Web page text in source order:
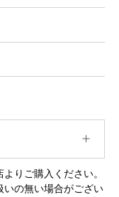
りご購入ください。
の無い場合がござい